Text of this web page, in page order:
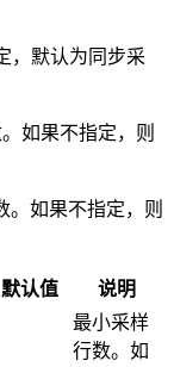
，默认为同步采
如果不指定，则
。如果不指定，则
默认值 说明
最小采样
行数。如